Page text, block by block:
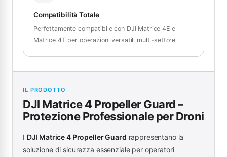
Compatibilità Totale
Perfettamente compatibile con DJI Matrice 4E e
Matrice 4T per operazioni versatili multi-settore
IL PRODOTTO
DJI Matrice 4 Propeller Guard –
Protezione Professionale per Droni
I DJI Matrice 4 Propeller Guard rappresentano la
soluzione di sicurezza essenziale per operatori